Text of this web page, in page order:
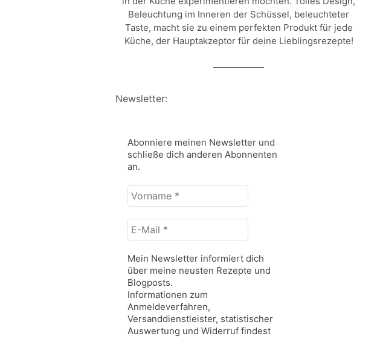
Beleuchtung im Inneren der Schüssel, beleuchteter
Taste, macht sie zu einem perfekten Produkt für jede
Küche, der Hauptakzeptor für deine Lieblingsrezepte!
Newsletter:
Abonniere meinen Newsletter und
schließe dich anderen Abonnenten
an.
Vorname
E-
Mail
Mein Newsletter informiert dich
über meine neusten Rezepte und
Blogposts.
Informationen zum
Anmeldeverfahren,
Versanddienstleister, statistischer
Auswertung und Widerruf findest